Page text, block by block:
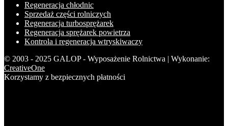
Regeneracja chłodnic
Sprzedaż części rolniczych
Regeneracja turbosprężarek
Regeneracja sprężarek powietrza
Kontrola i regeneracja wtryskiwaczy
© 2003 - 2025 GALOP - Wyposażenie Rolnictwa | Wykonanie:
CreativeOne
Korzystamy z bezpiecznych płatności